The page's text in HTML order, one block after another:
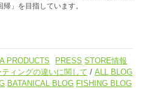
」を目指しています。
PRODUCTS PRESS STORE情報
ィングの違いに関して
ALL BLOG
BATANICAL BLOG FISHING BLOG